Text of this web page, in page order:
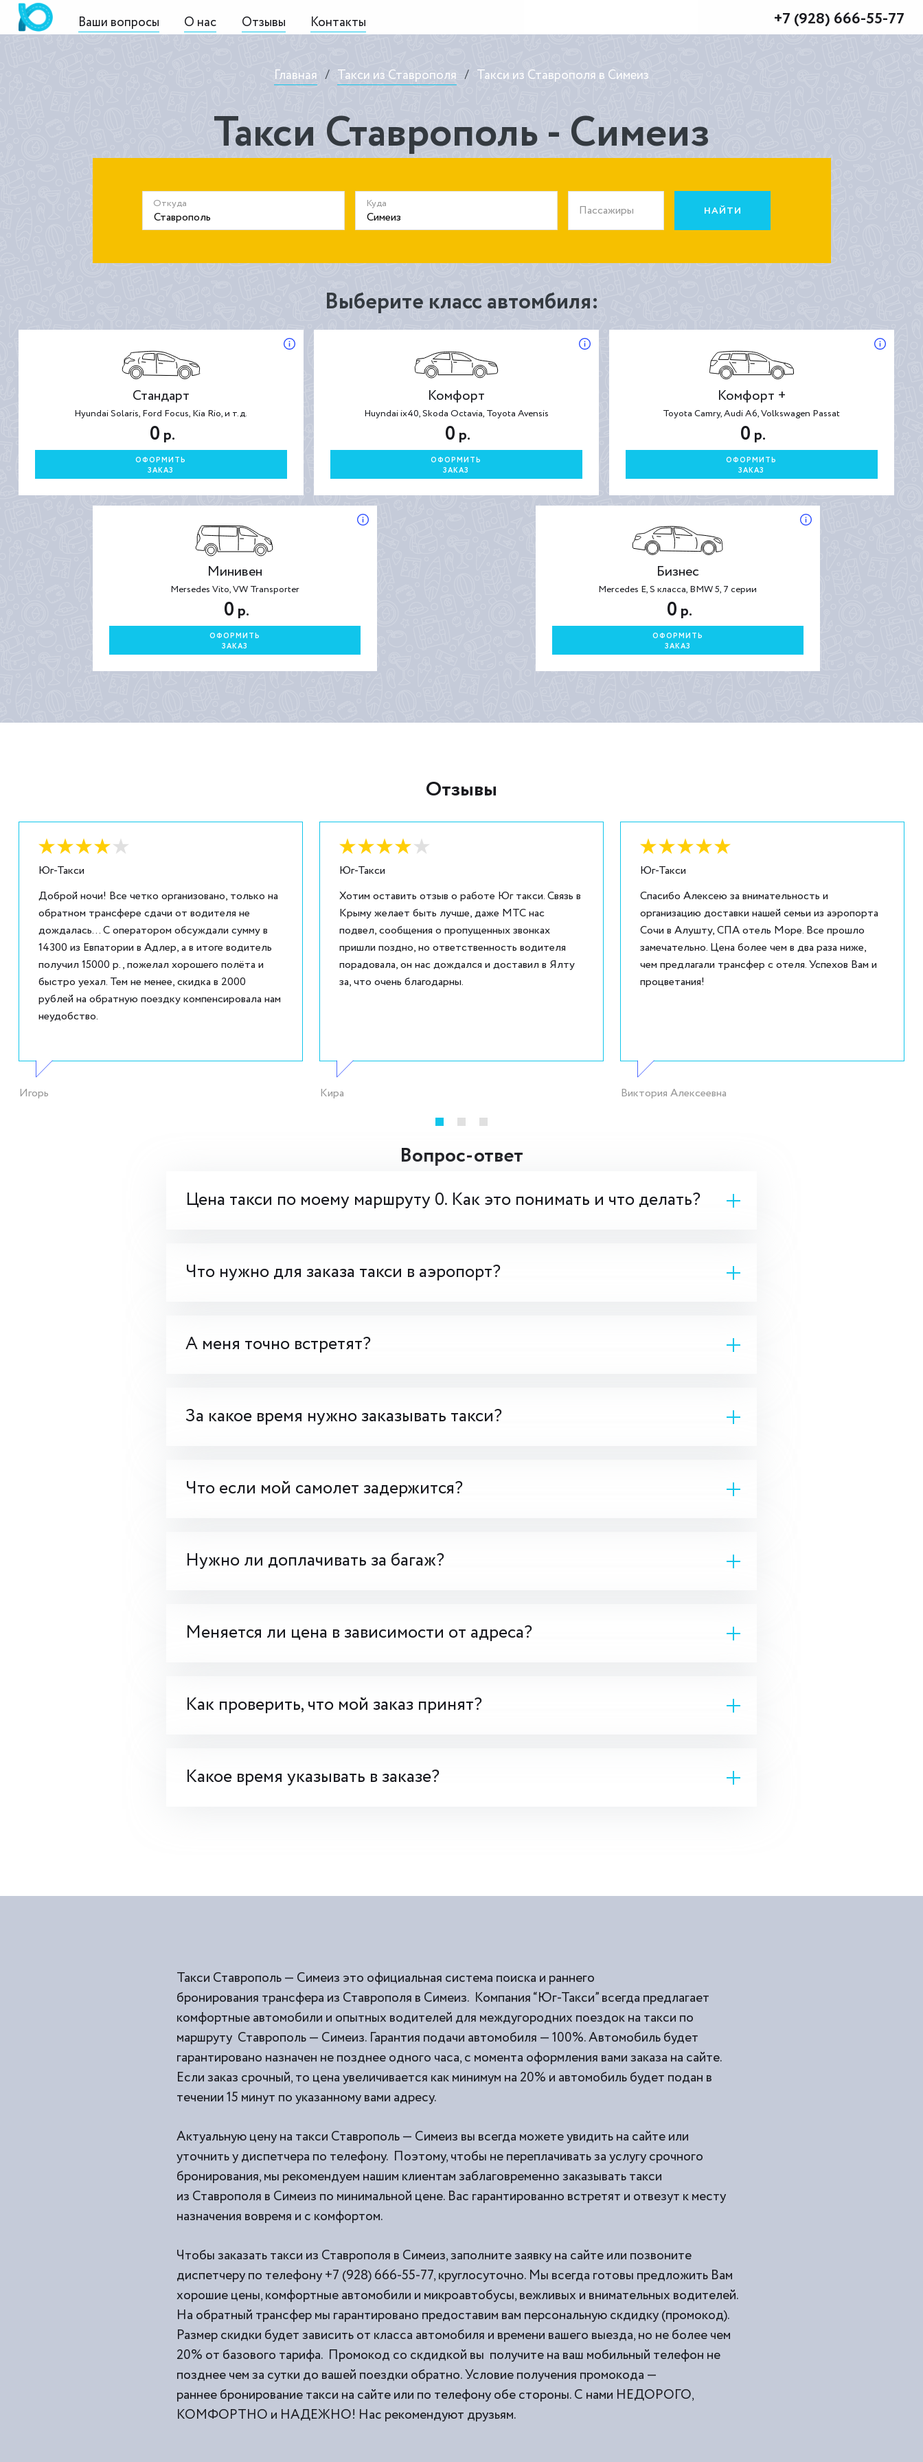
Ваши вопросы О нас Отзывы Контакты +7 (928) 666-55-77
Главная / Такси из Ставрополя / Такси из Ставрополя в Симеиз
Такси Ставрополь - Симеиз
Откуда Куда Пассажиры НАЙТИ
Выберите класс автомбиля:
Стандарт
Hyundai Solaris, Ford Focus, Kia Rio, и т.д.
0 р.
ОФОРМИТЬ
ЗАКАЗ
Комфорт
Huyndai ix40, Skoda Octavia, Toyota Avensis
0 р.
ОФОРМИТЬ
ЗАКАЗ
Комфорт +
Toyota Camry, Audi A6, Volkswagen Passat
0 р.
ОФОРМИТЬ
ЗАКАЗ
Минивен
Mersedes Vito, VW Transporter
0 р.
ОФОРМИТЬ
ЗАКАЗ
Бизнес
Mercedes E, S класса, BMW 5, 7 серии
0 р.
ОФОРМИТЬ
ЗАКАЗ
Отзывы
Юг-Такси
Доброй ночи! Все четко организовано, только на
обратном трансфере сдачи от водителя не
дождалась... С оператором обсуждали сумму в
14300 из Евпатории в Адлер, а в итоге водитель
получил 15000 р., пожелал хорошего полёта и
быстро уехал. Тем не менее, скидка в 2000
рублей на обратную поездку компенсировала нам
неудобство.
Игорь
Юг-Такси
Хотим оставить отзыв о работе Юг такси. Связь в
Крыму желает быть лучше, даже МТС нас
подвел, сообщения о пропущенных звонках
пришли поздно, но ответственность водителя
порадовала, он нас дождался и доставил в Ялту
за, что очень благодарны.
Кира
Юг-Такси
Спасибо Алексею за внимательность и
организацию доставки нашей семьи из аэропорта
Сочи в Алушту, СПА отель Море. Все прошло
замечательно. Цена более чем в два раза ниже,
чем предлагали трансфер с отеля. Успехов Вам и
процветания!
Виктория Алексеевна
Вопрос-ответ
Цена такси по моему маршруту 0. Как это понимать и что делать?
Что нужно для заказа такси в аэропорт?
А меня точно встретят?
За какое время нужно заказывать такси?
Что если мой самолет задержится?
Нужно ли доплачивать за багаж?
Меняется ли цена в зависимости от адреса?
Как проверить, что мой заказ принят?
Какое время указывать в заказе?
Такси Ставрополь — Симеиз это официальная система поиска и раннего
бронирования трансфера из Ставрополя в Симеиз. Компания “Юг-Такси” всегда предлагает
комфортные автомобили и опытных водителей для междугородних поездок на такси по
маршруту Ставрополь — Симеиз. Гарантия подачи автомобиля — 100%. Автомобиль будет
гарантировано назначен не позднее одного часа, с момента оформления вами заказа на сайте.
Если заказ срочный, то цена увеличивается как минимум на 20% и автомобиль будет подан в
течении 15 минут по указанному вами адресу.
Актуальную цену на такси Ставрополь — Симеиз вы всегда можете увидить на сайте или
уточнить у диспетчера по телефону. Поэтому, чтобы не переплачивать за услугу срочного
бронирования, мы рекомендуем нашим клиентам заблаговременно заказывать такси
из Ставрополя в Симеиз по минимальной цене. Вас гарантированно встретят и отвезут к месту
назначения вовремя и с комфортом.
Чтобы заказать такси из Ставрополя в Симеиз, заполните заявку на сайте или позвоните
диспетчеру по телефону +7 (928) 666-55-77, круглосуточно. Мы всегда готовы предложить Вам
хорошие цены, комфортные автомобили и микроавтобусы, вежливых и внимательных водителей.
На обратный трансфер мы гарантировано предоставим вам персональную скдидку (промокод).
Размер скидки будет зависить от класса автомобиля и времени вашего выезда, но не более чем
20% от базового тарифа. Промокод со скдидкой вы получите на ваш мобильный телефон не
позднее чем за сутки до вашей поездки обратно. Условие получения промокода —
раннее бронирование такси на сайте или по телефону обе стороны. С нами НЕДОРОГО,
КОМФОРТНО и НАДЕЖНО! Нас рекомендуют друзьям.